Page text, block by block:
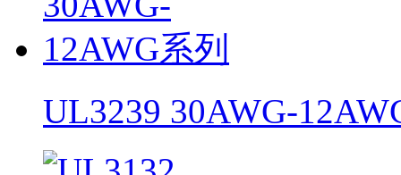
UL3239 30AWG-